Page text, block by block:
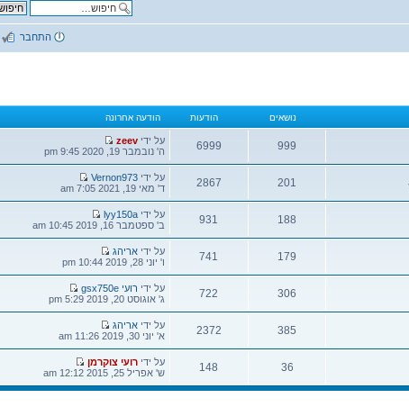
התחבר
נושאים הודעות הודעה אחרונה
999
נושאים
6999
הודעות
הודעה
אחרונה
על ידיzeev
ה' נובמבר 19, 2020 9:45 pm
201
נושאים
2867
הודעות
הודעה
אחרונה
על ידיVernon973
ד' מאי 19, 2021 7:05 am
188
נושאים
931
הודעות
הודעה
אחרונה
על ידיlyy150a
ב' ספטמבר 16, 2019 10:45 am
179
נושאים
741
הודעות
הודעה
אחרונה
על ידיאריהג
ו' יוני 28, 2019 10:44 pm
306
נושאים
722
הודעות
הודעה
אחרונה
על ידי רועי gsx750e
ג' אוגוסט 20, 2019 5:29 pm
385
נושאים
2372
הודעות
הודעה
אחרונה
על ידיאריהג
א' יוני 30, 2019 11:26 am
36
נושאים
148
הודעות
הודעה
אחרונה
על ידירועי צוקרמן
ש' אפריל 25, 2015 12:12 am